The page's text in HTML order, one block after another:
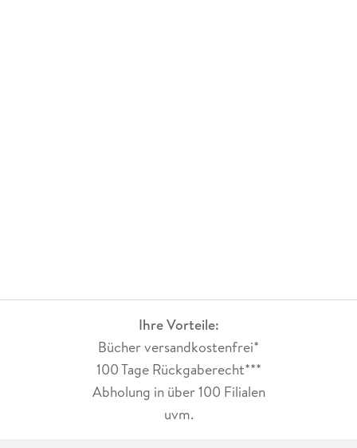
Ihre Vorteile:
Bücher versandkostenfrei*
100 Tage Rückgaberecht***
Abholung in über 100 Filialen
uvm.